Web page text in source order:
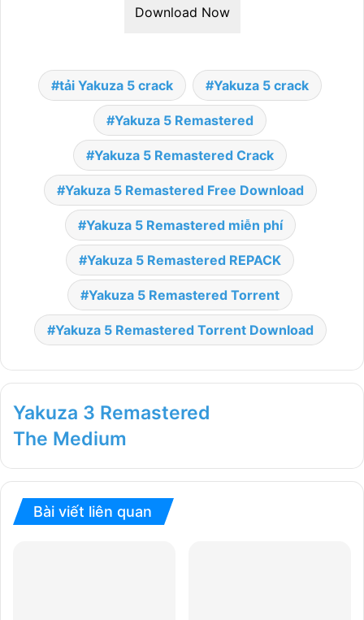
Download Now
tải Yakuza 5 crack Yakuza 5 crack
Yakuza 5 Remastered
Yakuza 5 Remastered Crack
Yakuza 5 Remastered Free Download
Yakuza 5 Remastered miễn phí
Yakuza 5 Remastered REPACK
Yakuza 5 Remastered Torrent
Yakuza 5 Remastered Torrent Download
Yakuza 3 Remastered
The Medium
Bài viết liên quan